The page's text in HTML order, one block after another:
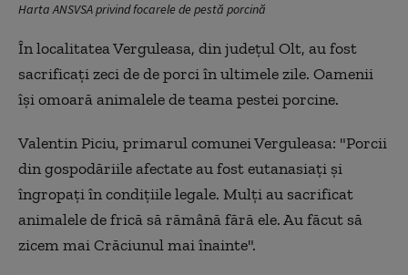
Harta ANSVSA privind focarele de pestă porcină
În localitatea Verguleasa, din județul Olt, au fost
sacrificați zeci de de porci în ultimele zile. Oamenii
își omoară animalele de teama pestei porcine.
Valentin Piciu, primarul comunei Verguleasa: "Porcii
din gospodăriile afectate au fost eutanasiați și
îngropați în condițiile legale. Mulți au sacrificat
animalele de frică să rămână fără ele. Au făcut să
zicem mai Crăciunul mai înainte".